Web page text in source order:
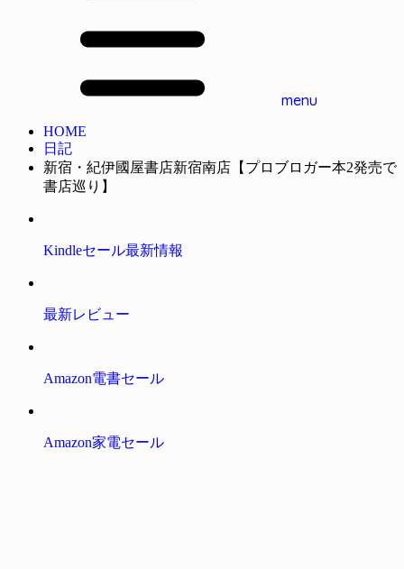
menu
HOME
日記
新宿・紀伊國屋書店新宿南店【プロブロガー本2発売で
書店巡り】
Kindleセール最新情報
最新レビュー
Amazon電書セール
Amazon家電セール